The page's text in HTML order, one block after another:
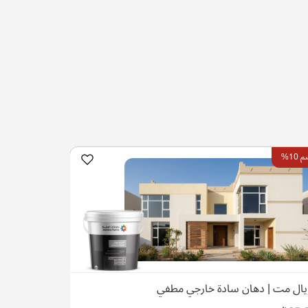
مت | دهان سادة خارجي مطفي